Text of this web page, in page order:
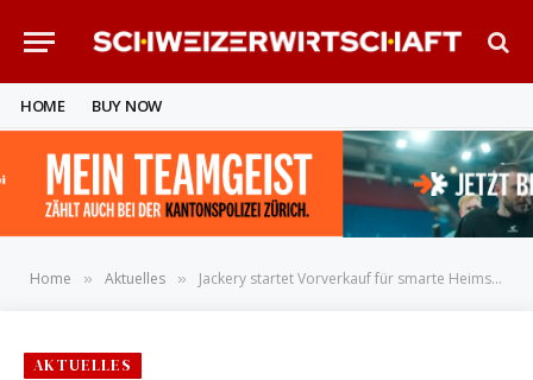
HOME BUY NOW
Home » Aktuelles » Jackery startet Vorverkauf für smarte Heimspeicher-Serie mit Rabatten: SolarVault 3 Pro ab 699 Euro plus geschenkte Accessoires
AKTUELLES